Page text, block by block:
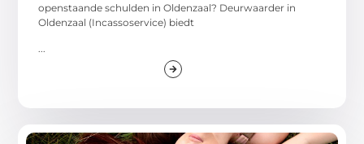
openstaande schulden in Oldenzaal? Deurwaarder in
Oldenzaal (Incassoservice) biedt
...